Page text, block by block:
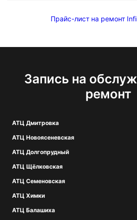
Прайс-лист на ремонт
Запись на
ремонт
АТЦ Дмитровка
АТЦ Новоясеневская
АТЦ Долгопрудный
АТЦ Щёлковская
АТЦ Семеновская
АТЦ Химки
АТЦ Балашиха